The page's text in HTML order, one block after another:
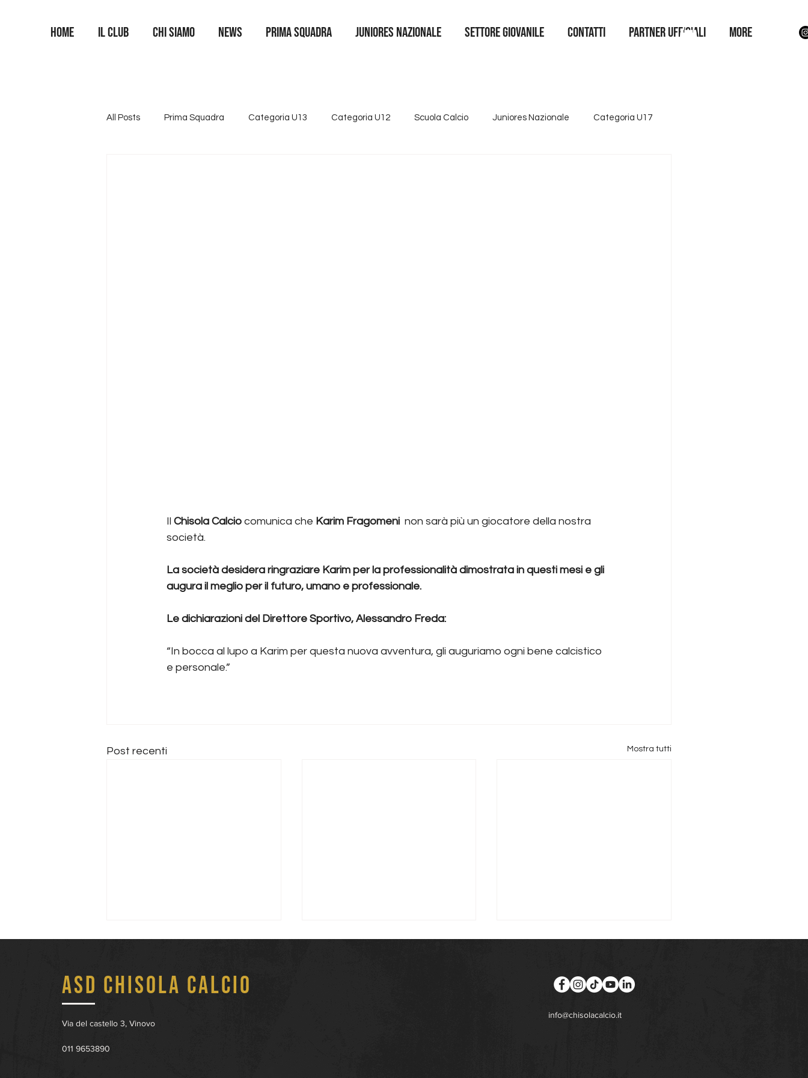
Home Il Club Chi siamo News Prima squadra juniores nazionale SETTORE GIOVANILE Contatti Partner Ufficiali More
All Posts Prima Squadra Categoria U13 Categoria U12 Scuola Calcio Juniores Nazionale Categoria U17
Il Chisola Calcio comunica che Karim Fragomeni non sarà più un giocatore della nostra
società.
La società desidera ringraziare Karim per la professionalità dimostrata in questi mesi e gli
augura il meglio per il futuro, umano e professionale.
Le dichiarazioni del Direttore Sportivo, Alessandro Freda:
“In bocca al lupo a Karim per questa nuova avventura, gli auguriamo ogni bene calcistico
e personale.”
Post recenti Mostra tutti
ASD Chisola Calcio
Via del castello 3, Vinovo
011 9653890
info@chisolacalcio.it